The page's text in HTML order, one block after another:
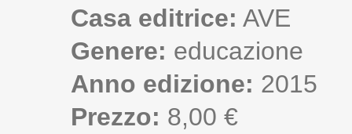
Casa editrice: AVE
Genere: educazione
Anno edizione: 2015
Prezzo: 8,00 €